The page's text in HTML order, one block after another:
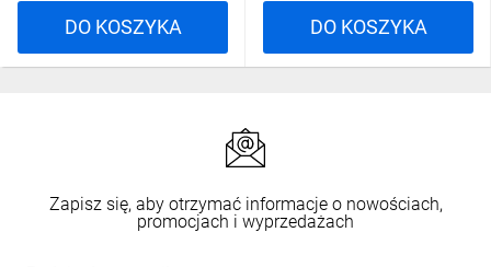
DO KOSZYKA DO KOSZYKA
Zapisz się, aby otrzymać informacje o nowościach,
promocjach i wyprzedażach